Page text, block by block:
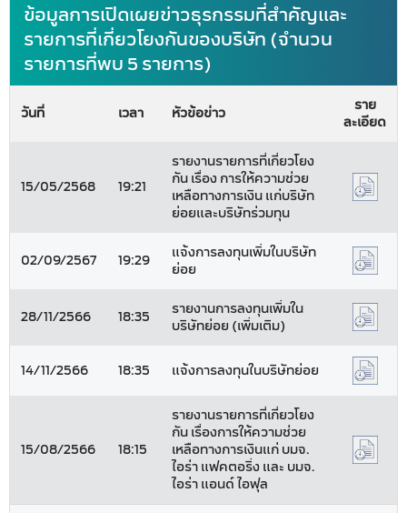
ข้อมูลการเปิดเผยข่าวธุรกรรมที่สำคัญและ
รายการที่เกี่ยวโยงกันของบริษัท (จำนวน
รายการที่พบ 5 รายการ)
วันที่ เวลา หัวข้อข่าว
ราย
ละเอียด
15/05/2568 19:21
รายงานรายการที่เกี่ยวโยง
กัน เรื่อง การให้ความช่วย
เหลือทางการเงิน แก่บริษัท
ย่อยและบริษัทร่วมทุน
02/09/2567 19:29
แจ้งการลงทุนเพิ่มในบริษัท
ย่อย
28/11/2566 18:35
รายงานการลงทุนเพิ่มใน
บริษัทย่อย (เพิ่มเติม)
14/11/2566 18:35 แจ้งการลงทุนในบริษัทย่อย
15/08/2566 18:15
รายงานรายการที่เกี่ยวโยง
กัน เรื่องการให้ความช่วย
เหลือทางการเงินแก่ บมจ.
ไอร่า แฟคตอริ่ง และ บมจ.
ไอร่า แอนด์ ไอฟุล